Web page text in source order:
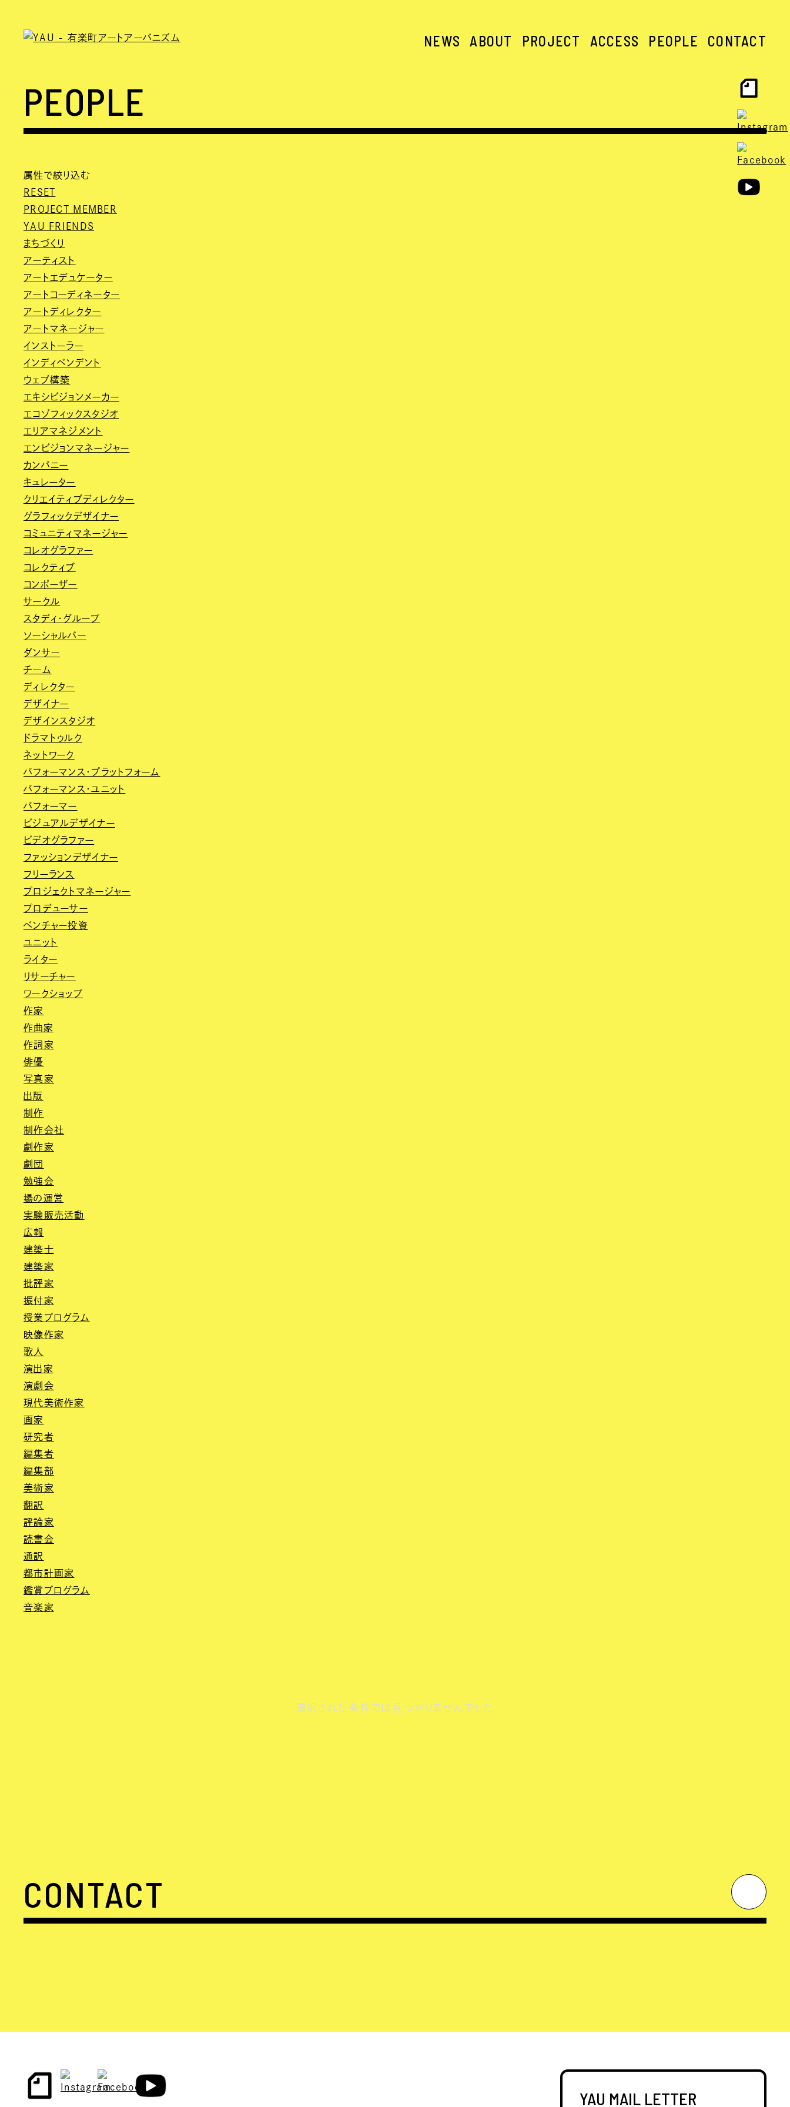
NEWS ABOUT PROJECT ACCESS PEOPLE CONTACT
PEOPLE
属性で絞り込む
RESET
PROJECT MEMBER
YAU FRIENDS
まちづくり
アーティスト
アートエデュケーター
アートコーディネーター
アートディレクター
アートマネージャー
インストーラー
インディペンデント
ウェブ構築
エキシビジョンメーカー
エコゾフィックスタジオ
エリアマネジメント
エンビジョンマネージャー
カンパニー
キュレーター
クリエイティブディレクター
グラフィックデザイナー
コミュニティマネージャー
コレオグラファー
コレクティブ
コンポーザー
サークル
スタディ・グループ
ソーシャルバー
ダンサー
チーム
ディレクター
デザイナー
デザインスタジオ
ドラマトゥルク
ネットワーク
パフォーマンス・プラットフォーム
パフォーマンス・ユニット
パフォーマー
ビジュアルデザイナー
ビデオグラファー
ファッションデザイナー
フリーランス
プロジェクトマネージャー
プロデューサー
ベンチャー投資
ユニット
ライター
リサーチャー
ワークショップ
作家
作曲家
作詞家
俳優
写真家
出版
制作
制作会社
劇作家
劇団
勉強会
場の運営
実験販売活動
広報
建築士
建築家
批評家
振付家
授業プログラム
映像作家
歌人
演出家
演劇会
現代美術作家
画家
研究者
編集者
編集部
美術家
翻訳
評論家
読書会
通訳
都市計画家
鑑賞プログラム
音楽家
選択された条件では見つかりませんでした
CONTACT
YAU MAIL LETTER